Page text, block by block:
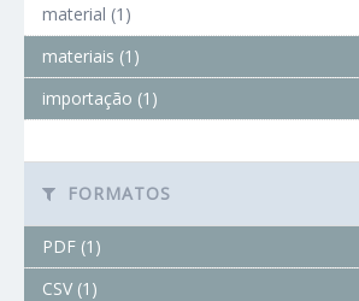
material (1)
materiais (1)
importação (1)
FORMATOS
PDF (1)
CSV (1)